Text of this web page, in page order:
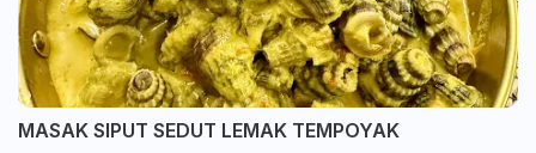
MASAK SIPUT SEDUT LEMAK TEMPOYAK